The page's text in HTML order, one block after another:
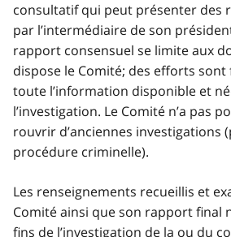
consultatif qui peut présenter des
par l’intermédiaire de son
rapport consensuel se limite aux
dispose le Comité; des efforts
toute l’information disponible et
l’investigation. Le Comité n’a pas
rouvrir d’anciennes investigations
procédure criminelle).
Les renseignements recueillis et
Comité ainsi que son rapport final
fins de l’investigation de la ou du